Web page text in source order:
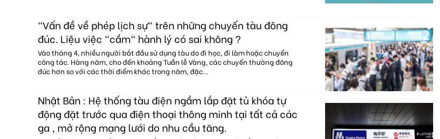
"Vấn đề về phép lịch sự" trên những chuyến tàu đông
đúc. Liệu việc "cầm" hành lý có sai không ?
Vào tháng 4, nhiều người bắt đầu sử dụng tàu do đi học, đi làm hoặc chuyển
công tác. Hàng năm, cho đến khoảng Tuần lễ Vàng, các chuyến thường đông
đúc hơn so với các thời điểm khác trong năm, đặc...
Nhật Bản : Hệ thống tàu điện ngầm lắp đặt tủ khóa tự
động đặt trước qua điện thoại thông minh tại tất cả các
ga , mở rộng mạng lưới do nhu cầu tăng.